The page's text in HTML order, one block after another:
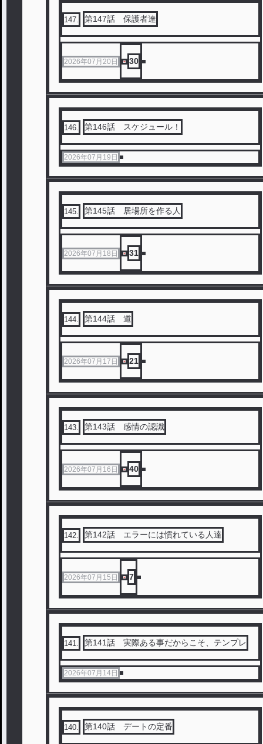
147. 第147話 保護者達
2026年07月20日 30
146. 第146話 スケジュール！
2026年07月19日
145. 第145話 居場所を作る人
2026年07月18日 31
144. 第144話 道
2026年07月17日 21
143. 第143話 感情の認識
2026年07月16日 40
142. 第142話 エラーには慣れている人達
2026年07月15日 7
141. 第141話 実際ある事だからこそ、テンプレ
2026年07月14日
140. 第140話 デートの定番